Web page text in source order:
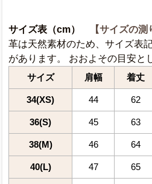
サイズ表（cm）
【サイズの測
革は天然素材のため、サイズ表
があります。 おおよその目安と
サイズ 肩幅 着丈
34(XS) 44 62
36(S) 45 63
38(M) 46 64
40(L) 47 65